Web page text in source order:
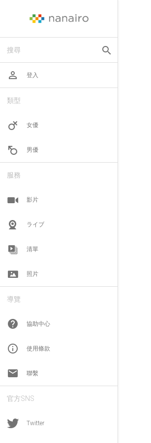
搜尋 search
perm_identity 登入
類型
女優
男優
服務
影片
ライブ
清單
照片
導覽
help 協助中心
info_outline 使用條款
email 聯繫
官方SNS
Twitter